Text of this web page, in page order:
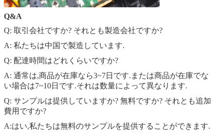
Q&A
Q: 取引会社ですか? それとも製造会社ですか?
A: 私たちは中国で製造しています.
Q: 配達時間はどれくらいですか?
A: 通常は,商品が在庫なら3~7日です.または商品が在庫でな
い場合は7~10日です.それは数量によって異なります.
Q: サンプルは提供していますか? 無料ですか? それとも追加
費用ですか?
A:はい,私たちは無料のサンプルを提供することができます.